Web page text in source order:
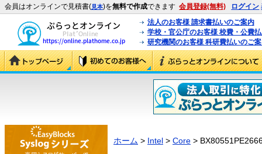
会員はオンラインで見積書(見本)を無料で作成できます 会員登録(無料) ログイン
法人のお客様 請求書払いのご案内
学校・官公庁のお客様 校費・公費
研究機関のお客様 科研費払いのご
ホーム > Intel > Core >